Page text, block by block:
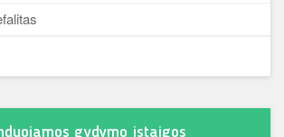
gydymo įstaigos